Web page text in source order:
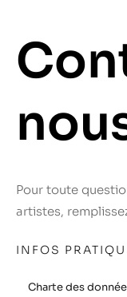
Pour toute
artistes,
INFOS
Charte des